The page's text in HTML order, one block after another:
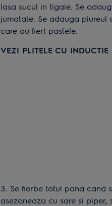
lasa sucul in tigaie. Se
jumatate. Se adauga piureul
care au fiert pastele.
VEZI PLITELE CU INDUCTIE
3. Se fierbe totul pana cand se obtine un sos consistent si lipicios. Se
asezoneaza cu sare si